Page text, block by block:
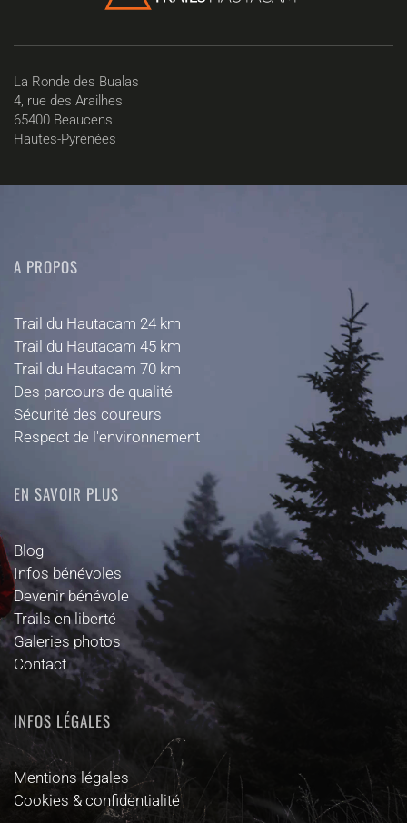
La Ronde des Bualas
4, rue des Arailhes
65400 Beaucens
Hautes-Pyrénées
A PROPOS
Trail du Hautacam 24 km
Trail du Hautacam 45 km
Trail du Hautacam 70 km
Des parcours de qualité
Sécurité des coureurs
Respect de l'environnement
EN SAVOIR PLUS
Blog
Infos bénévoles
Devenir bénévole
Trails en liberté
Galeries photos
Contact
INFOS LÉGALES
Mentions légales
Cookies & confidentialité